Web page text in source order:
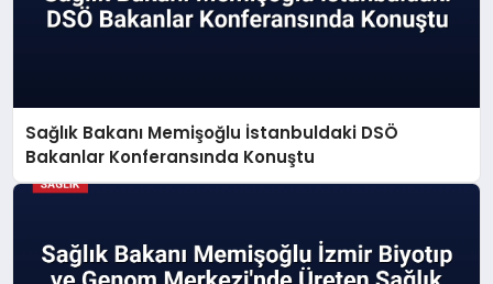
Sağlık Bakanı Memişoğlu İstanbuldaki DSÖ
Bakanlar Konferansında Konuştu